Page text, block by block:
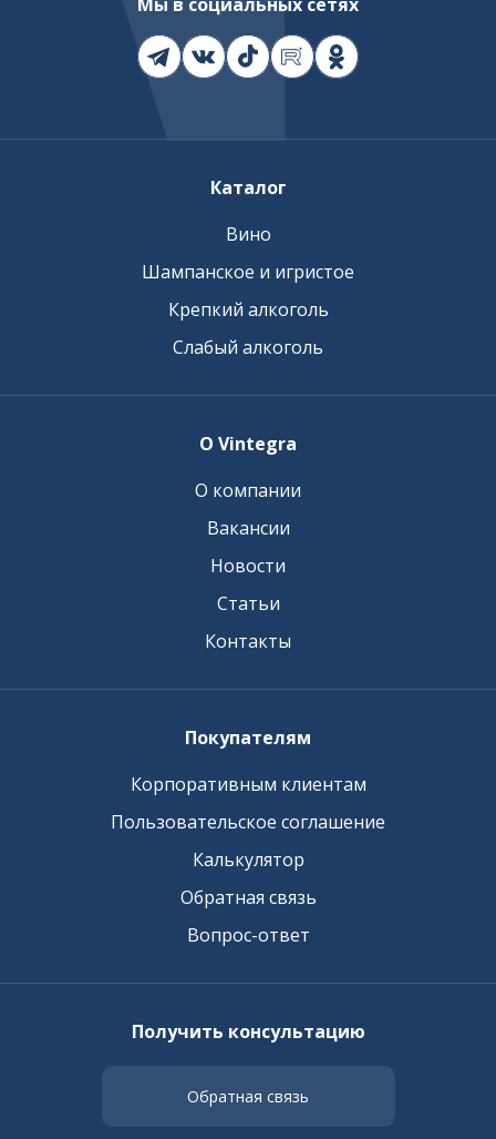
Каталог
Вино
Шампанское и игристое
Крепкий алкоголь
Слабый алкоголь
О Vintegra
О компании
Вакансии
Новости
Статьи
Контакты
Покупателям
Корпоративным клиентам
Пользовательское соглашение
Калькулятор
Обратная связь
Вопрос-ответ
Получить консультацию
Обратная связь